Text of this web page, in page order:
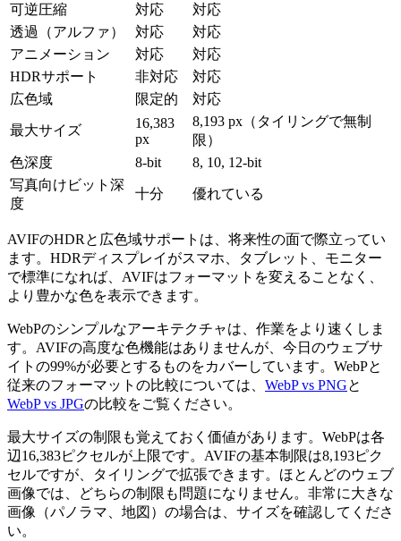
可逆圧縮
対応
対応
透過（アルファ）
対応
対応
アニメーション
対応
対応
HDRサポート
非対応
対応
広色域
限定的 対応
最大サイズ
16,383
px
8,193 px（タイリングで無制
限）
色深度
8-bit
8, 10, 12-bit
写真向けビット深
度
十分 優れている
AVIFのHDRと広色域サポートは、将来性の面で際立ってい
ます。HDRディスプレイがスマホ、タブレット、モニター
で標準になれば、AVIFはフォーマットを変えることなく、
より豊かな色を表示できます。
WebPのシンプルなアーキテクチャは、作業をより速くしま
す。AVIFの高度な色機能はありませんが、今日のウェブサ
イトの99%が必要とするものをカバーしています。WebPと
従来のフォーマットの比較については、 WebP vs PNGと
WebP vs JPGの比較をご覧ください。
最大サイズの制限も覚えておく価値があります。WebPは各
辺16,383ピクセルが上限です。AVIFの基本制限は8,193ピク
セルですが、タイリングで拡張できます。ほとんどのウェブ
画像では、どちらの制限も問題になりません。非常に大きな
画像（パノラマ、地図）の場合は、サイズを確認してくださ
い。